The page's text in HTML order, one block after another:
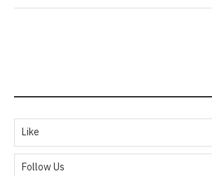
Like
Follow Us